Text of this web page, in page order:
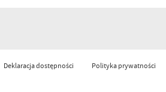
Deklaracja dostępności Polityka prywatności